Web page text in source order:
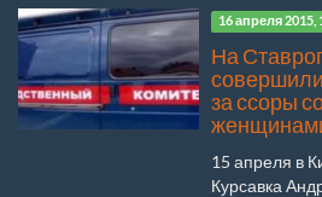
16 апреля 2015,
На
за ссоры
15 апреля в
Курсавка